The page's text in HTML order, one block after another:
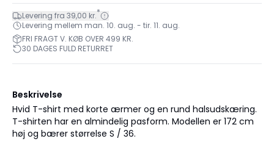
Levering fra 39,00 kr.*
Levering mellem man. 10. aug. - tir. 11. aug.
FRI FRAGT V. KØB OVER 499 KR.
30 DAGES FULD RETURRET
Beskrivelse
Hvid T-shirt med korte ærmer og en rund halsudskæring.
T-shirten har en almindelig pasform. Modellen er 172 cm
høj og bærer størrelse S / 36.